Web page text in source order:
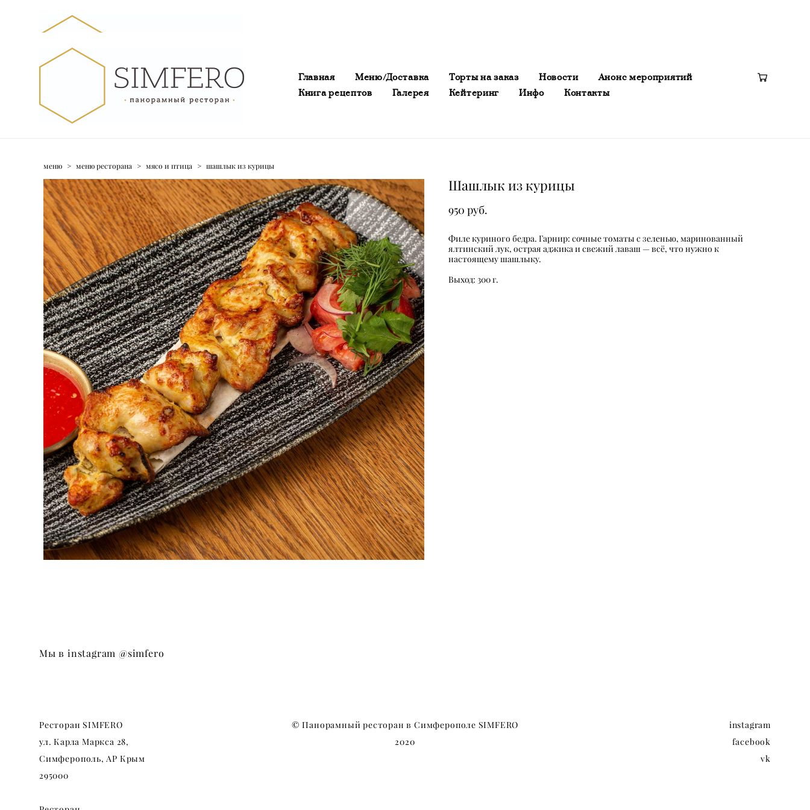
Главная Меню/Доставка Торты на заказ Новости
Анонс мероприятий
Книга рецептов
Галерея Кейтеринг Инфо Контакты
меню > меню ресторана > мясо и птица > шашлык из курицы
Шашлык из курицы
950 pуб.
Филе куриного бедра. Гарнир: сочные томаты с зеленью, маринованный
ялтинский лук, острая аджика и свежий лаваш — всё, что нужно к
настоящему шашлыку.
Выход: 300 г.
Мы в instagram @simfero
Ресторан SIMFERO
ул. Карла Маркса 28,
Симферополь, АР Крым
295000
© Панорамный ресторан в Симферополе SIMFERO
2020
instagram
facebook
vk